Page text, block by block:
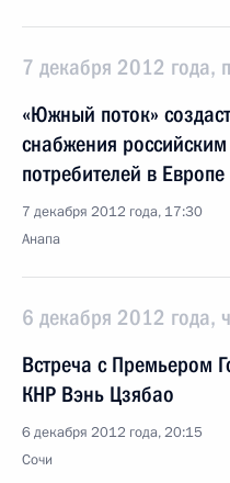
7 декабря 2012 года,
«Южный поток»
снабжения
потребителей в Европе
7 декабря 2012 года, 17:30
Анапа
6 декабря 2012 года,
Встреча с Премьером
КНР Вэнь Цзябао
6 декабря 2012 года, 20:15
Сочи